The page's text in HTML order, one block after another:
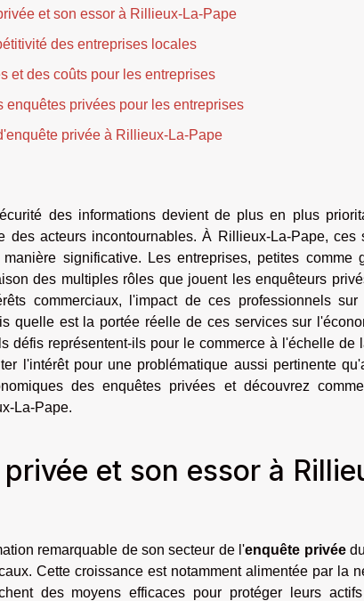
et son essor à Rillieux-La-Pape
des entreprises locales
et des coûts pour les entreprises
enquêtes privées pour les entreprises
privée à Rillieux-La-Pape
des informations devient de plus en plus
des acteurs incontournables. À Rillieux-La-Pape, ces
significative. Les entreprises, petites comme
des multiples rôles que jouent les enquêteurs
commerciaux, l'impact de ces professionnels
quelle est la portée réelle de ces services sur
défis représentent-ils pour le commerce à l'échelle de
l'intérêt pour une problématique aussi pertinente
des enquêtes privées et découvrez
La-Pape.
et son essor à
remarquable de son secteur de l'enquête privée
Cette croissance est notamment alimentée par la
des moyens efficaces pour protéger leurs